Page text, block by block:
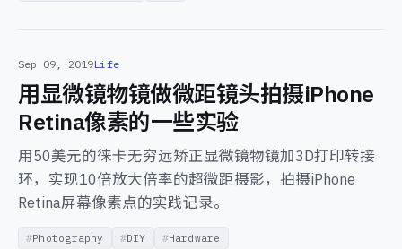
Sep 09, 2019Life
用显微镜物镜做微距镜头拍摄iPhone
Retina像素的一些实验
用50美元的徕卡无穷远矫正显微镜物镜加3D打印转接
环，实现10倍放大倍率的超微距摄影，拍摄iPhone
Retina屏幕像素点的实践记录。
Photography DIY Hardware